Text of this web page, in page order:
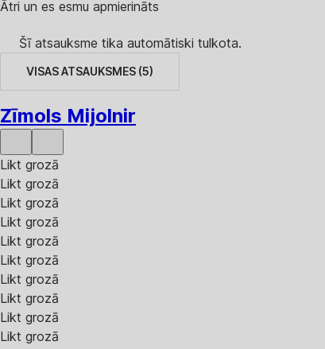
Ātri un es esmu apmierināts
Šī atsauksme tika automātiski tulkota.
VISAS ATSAUKSMES (5)
Zīmols Mijolnir
Likt grozā
Likt grozā
Likt grozā
Likt grozā
Likt grozā
Likt grozā
Likt grozā
Likt grozā
Likt grozā
Likt grozā